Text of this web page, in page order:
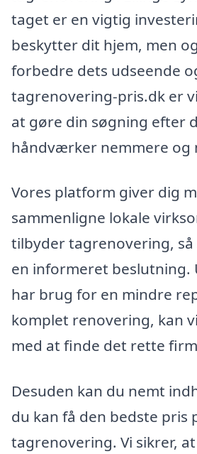
taget er en vigtig
beskytter dit hjem, men
forbedre dets udseende
tagrenovering-pris.dk er
at gøre din søgning efter
håndværker nemmere og
Vores platform giver dig
sammenligne lokale
tilbyder tagrenovering,
en informeret beslutning.
har brug for en mindre
komplet renovering, kan
med at finde det rette
Desuden kan du nemt
du kan få den bedste pris
tagrenovering. Vi sikrer,